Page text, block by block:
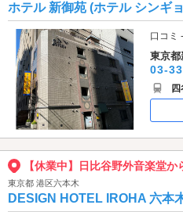
ホテル 新御苑 (ホテル シンギ
口コミ
東京都
03-
【休業中】日比谷野外音楽堂か
東京都 港区六本木
DESIGN HOTEL IROHA 六本